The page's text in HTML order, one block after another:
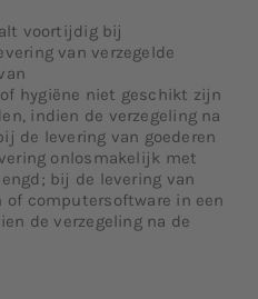
voortijdig bij
van verzegelde
hygiëne niet geschikt zijn
indien de verzegeling na
de levering van goederen
onlosmakelijk met
bij de levering van
of computersoftware in een
de verzegeling na de